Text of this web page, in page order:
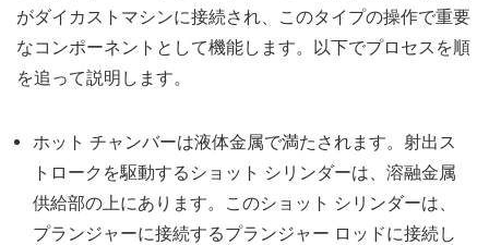
がダイカストマシンに接続され、このタイプの操作で重要
なコンポーネントとして機能します。以下でプロセスを順
を追って説明します。
ホット チャンバーは液体金属で満たされます。射出ス
トロークを駆動するショット シリンダーは、溶融金属
供給部の上にあります。このショット シリンダーは、
プランジャーに接続するプランジャー ロッドに接続し